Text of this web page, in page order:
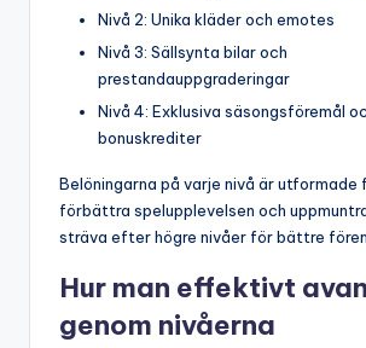
Nivå 2: Unika kläder och emotes
Nivå 3: Sällsynta bilar och
prestandauppgraderingar
Nivå 4: Exklusiva säsongsföremål
bonuskrediter
Belöningarna på varje nivå är
förbättra spelupplevelsen och
sträva efter högre nivåer för bättre
Hur man effektivt
genom nivåerna